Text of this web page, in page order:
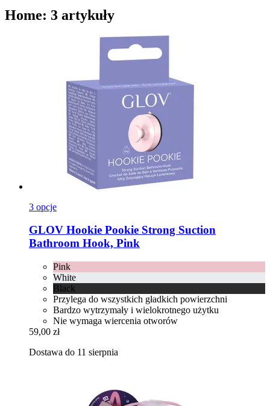
Home: 3 artykuły
3 opcje
GLOV Hookie Pookie Strong Suction
Bathroom Hook, Pink
Pink
White
Black
Przylega do wszystkich gładkich powierzchni
Bardzo wytrzymały i wielokrotnego użytku
Nie wymaga wiercenia otworów
59,00 zł
Dostawa do 11 sierpnia